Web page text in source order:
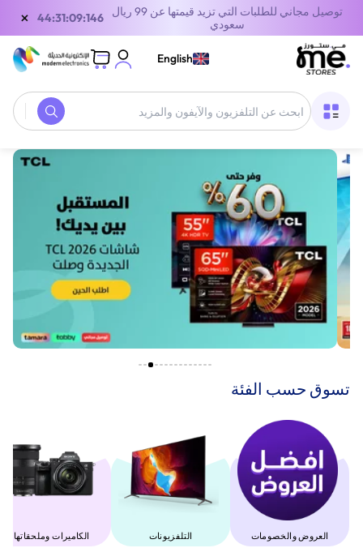
توصيل مجاني للطلبات التي تزيد قيمتها عن 99 ريال
سعودي
43:31:09:146
×
English
‫تسوق حسب الفئة‬
العروض والخصومات التلفزيونات ‫الكاميرات وملحقاتها‬